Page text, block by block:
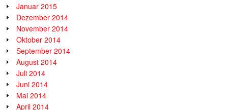
Januar 2015
Dezember 2014
November 2014
Oktober 2014
September 2014
August 2014
Juli 2014
Juni 2014
Mai 2014
April 2014